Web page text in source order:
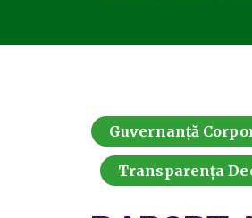
Guvernanță
Transparența